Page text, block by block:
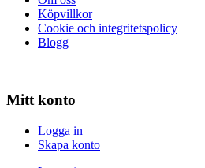
Köpvillkor
Cookie och integritetspolicy
Blogg
Mitt konto
Logga in
Skapa konto